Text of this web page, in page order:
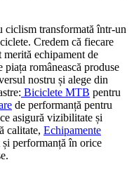
ciclism transformată într-un
Credem că fiecare
merită echipament de
românească produse
nostru și alege din
Biciclete MTB pentru
de performanță pentru
ce asigură vizibilitate și
calitate, Echipamente
performanță în orice